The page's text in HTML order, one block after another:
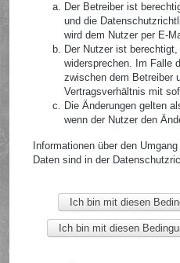
Der Betreiber ist
und die
wird dem Nutzer per E-
Der Nutzer ist
widersprechen. Im Falle
zwischen dem Betreiber
Vertragsverhältnis mit
Die Änderungen gelten
wenn der Nutzer den
Informationen über den
Daten sind in der